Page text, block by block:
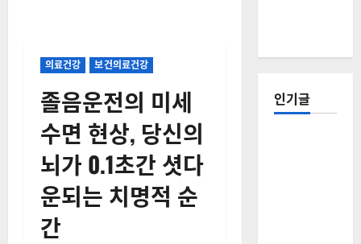
의료건강 보건의료건강
졸음운전의 미세
수면 현상, 당신의
뇌가 0.1초간 셧다
운되는 치명적 순
간
인기글